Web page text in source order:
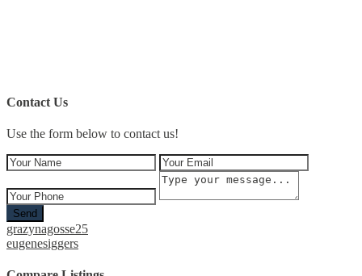
Contact Us
Use the form below to contact us!
Send
grazynagosse25
eugenesiggers